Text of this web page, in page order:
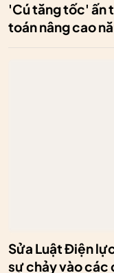
'Cú tăng tốc' ấn
toán nâng cao
Sửa Luật Điện
sự chảy vào các